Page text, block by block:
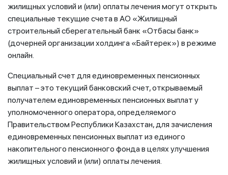
жилищных условий и (или) оплаты лечения могут открыть
специальные текущие счета в АО «Жилищный
строительный сберегательный банк «Отбасы банк»
(дочерней организации холдинга «Байтерек») в режиме
онлайн.
Специальный счет для единовременных пенсионных
выплат – это текущий банковский счет, открываемый
получателем единовременных пенсионных выплат у
уполномоченного оператора, определяемого
Правительством Республики Казахстан, для зачисления
единовременных пенсионных выплат из единого
накопительного пенсионного фонда в целях улучшения
жилищных условий и (или) оплаты лечения.